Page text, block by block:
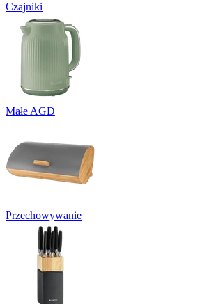
Czajniki
Małe AGD
Przechowywanie